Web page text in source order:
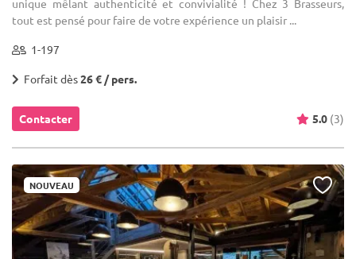
unique mêlant authenticité et convivialité ! Chez 3 Brasseurs,
tout est pensé pour faire de votre expérience un plaisir ...
1-197
Forfait dès26 € / pers.
Contacter 5.0 (3)
NOUVEAU